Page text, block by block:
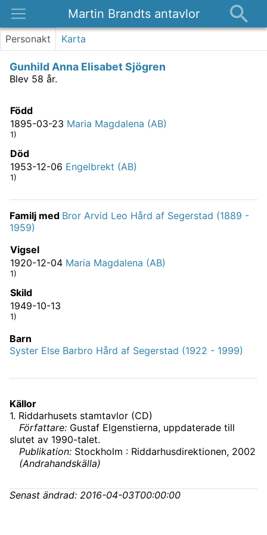
Martin Brandts antavlor
Platser
Om
Personakt Karta
Gunhild Anna Elisabet Sjögren
Blev 58 år.
Född
1895-03-23 Maria Magdalena (AB)
1)
Död
1953-12-06 Engelbrekt (AB)
1)
Familj med Bror Arvid Leo Hård af Segerstad (1889 -
1959)
Vigsel
1920-12-04 Maria Magdalena (AB)
1)
Skild
1949-10-13
1)
Barn
Syster Else Barbro Hård af Segerstad (1922 - 1999)
Källor
1. Riddarhusets stamtavlor (CD)
Författare: Gustaf Elgenstierna, uppdaterade till
slutet av 1990-talet.
Publikation: Stockholm : Riddarhusdirektionen, 2002
(Andrahandskälla)
Senast ändrad: 2016-04-03T00:00:00